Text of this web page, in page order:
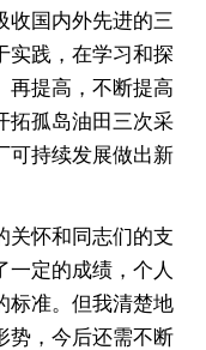
收国内外先进的三
实践，在学习和探
再提高，不断提高
拓孤岛油田三次采
可持续发展做出新
关怀和同志们的支
一定的成绩，个人
标准。但我清楚地
势，今后还需不断